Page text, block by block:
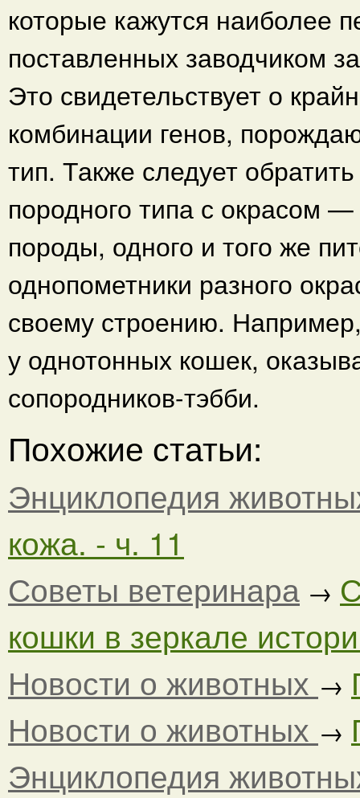
которые кажутся наиболее
поставленных заводчиком
Это свидетельствует о
комбинации генов,
тип. Также следует
породного типа с окрасом
породы, одного и того же
однопометники разного
своему строению.
у однотонных кошек,
сопородников-тэбби.
Похожие статьи:
Энциклопедия
кожа. - ч. 11
Советы ветеринара →
кошки в зеркале
Новости о животных →
Новости о животных →
Энциклопедия